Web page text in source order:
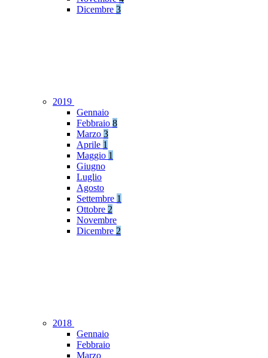
Dicembre 3
2019
Gennaio
Febbraio 8
Marzo 3
Aprile 1
Maggio 1
Giugno
Luglio
Agosto
Settembre 1
Ottobre 2
Novembre
Dicembre 2
2018
Gennaio
Febbraio
Marzo